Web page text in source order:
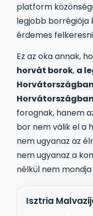
platform
legjobb borrégiója
érdemes
Ez az oka annak,
horvát borok, a
Horvátországban
Horvátországban
forognak, hanem
bor nem válik el a
nem ugyanaz az
nem ugyanaz a
nélkül nem
Isztria